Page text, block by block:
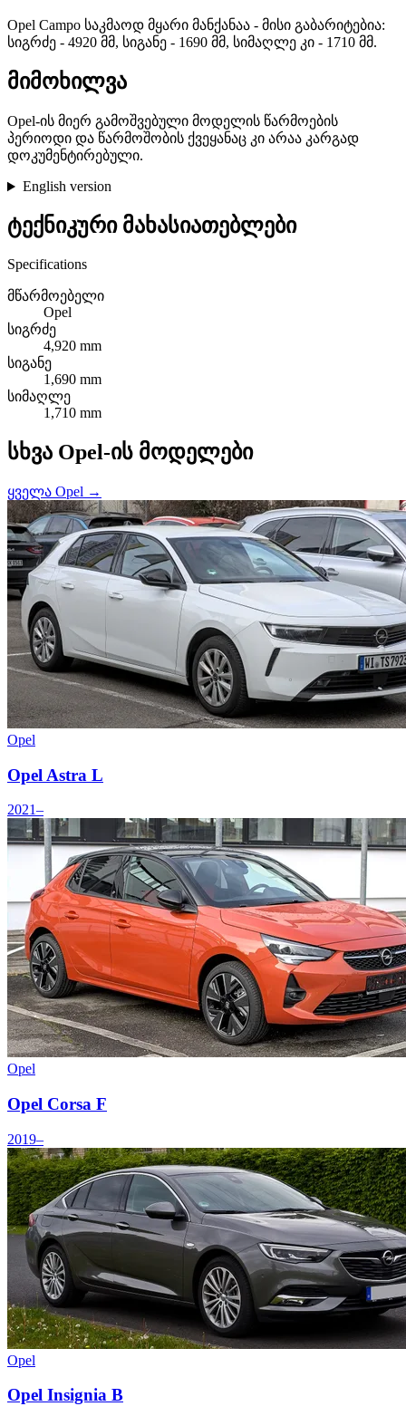
Opel Campo საკმაოდ მყარი მანქანაა - მისი გაბარიტებია:
სიგრძე - 4920 მმ, სიგანე - 1690 მმ, სიმაღლე კი - 1710 მმ.
მიმოხილვა
Opel-ის მიერ გამოშვებული მოდელის წარმოების
პერიოდი და წარმოშობის ქვეყანაც კი არაა კარგად
დოკუმენტირებული.
English version
ტექნიკური მახასიათებლები
Specifications
მწარმოებელი
Opel
სიგრძე
4,920 mm
სიგანე
1,690 mm
სიმაღლე
1,710 mm
სხვა Opel-ის მოდელები
ყველა Opel →
Opel
Opel Astra L
2021–
Opel
Opel Corsa F
2019–
Opel
Opel Insignia B